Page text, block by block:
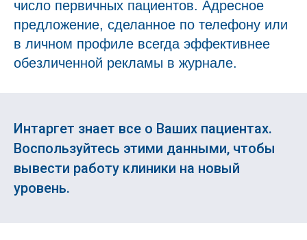
число первичных пациентов. Адресное
предложение, сделанное по телефону или
в личном профиле всегда эффективнее
обезличенной рекламы в журнале.
Интаргет знает все о Ваших пациентах.
Воспользуйтесь этими данными, чтобы
вывести работу клиники на новый
уровень.